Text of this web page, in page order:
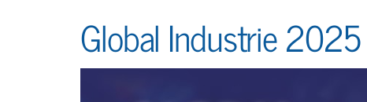
Global Industrie 2025